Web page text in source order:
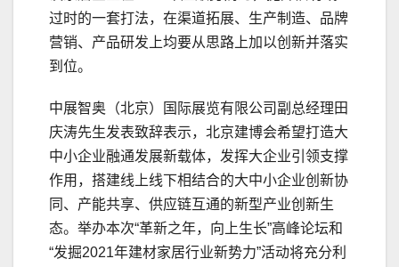
过时的一套打法，在渠道拓展、生产制造、品牌
营销、产品研发上均要从思路上加以创新并落实
到位。
中展智奥（北京）国际展览有限公司副总经理田
庆涛先生发表致辞表示，北京建博会希望打造大
中小企业融通发展新载体，发挥大企业引领支撑
作用，搭建线上线下相结合的大中小企业创新协
同、产能共享、供应链互通的新型产业创新生
态。举办本次“革新之年，向上生长”高峰论坛和
“发掘2021年建材家居行业新势力”活动将充分利